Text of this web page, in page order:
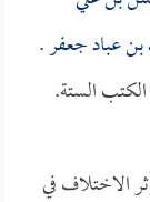
عباد جعفر.
الستة.
الاختلاف في